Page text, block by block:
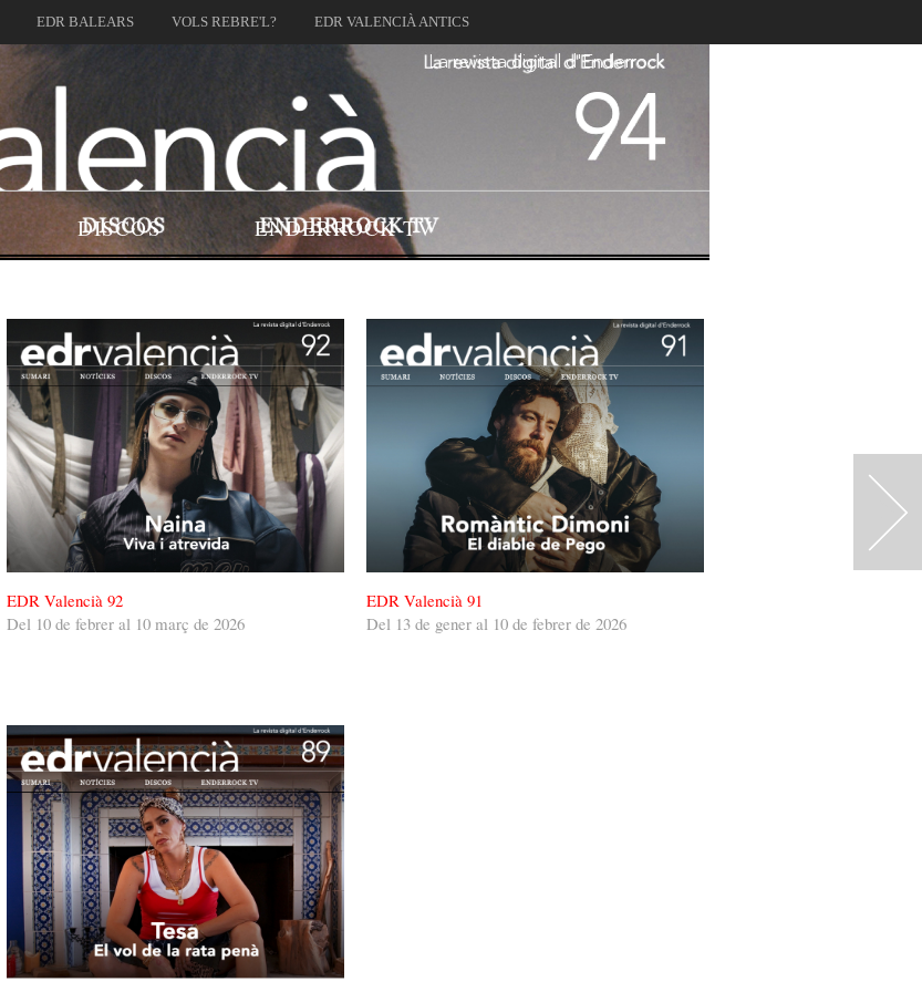
EDR BALEARS VOLS REBRE'L? EDR VALENCIÀ ANTICS
La revista digital d'Enderrock
94
DISCOS ENDERROCK TV
>
EDR Valencià 92
Del 10 de febrer al 10 març de 2026
EDR Valencià 91
Del 13 de gener al 10 de febrer de 2026